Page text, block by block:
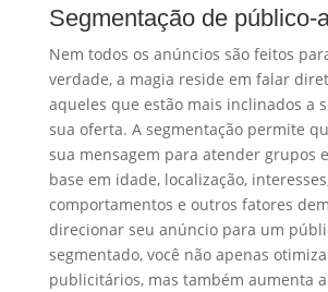
Segmentação de público-
Nem todos os anúncios são feitos
verdade, a magia reside em falar
aqueles que estão mais inclinados a
sua oferta. A segmentação permite
sua mensagem para atender grupos
base em idade, localização,
comportamentos e outros fatores
direcionar seu anúncio para um
segmentado, você não apenas
publicitários, mas também aumenta